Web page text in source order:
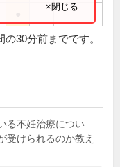
×閉じる
30分前までです。
る不妊治療につい
受けられるのか教え